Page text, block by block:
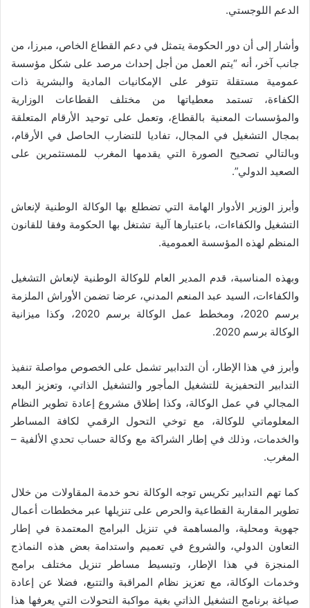
الدعم اللوجستي.
وأشار إلى أن دور الحكومة يتمثل في دعم القطاع الخاص، مبرزا، من
جانب آخر، أنه “يتم العمل من أجل إحداث مرصد على شكل مؤسسة
عمومية مستقلة تتوفر على الإمكانيات المادية والبشرية ذات
الكفاءة، تستمد معطياتها من مختلف القطاعات الوزارية
والمؤسسات المعنية بالقطاع، وتعمل على توحيد الأرقام المتعلقة
بمجال التشغيل في المجال، تفاديا للتضارب الحاصل في الأرقام،
وبالتالي تصحيح الصورة التي يقدمها المغرب للمستثمرين على
الصعيد الدولي”.
وأبرز الوزير الأدوار الهامة التي تضطلع بها الوكالة الوطنية لإنعاش
التشغيل والكفاءات، باعتبارها آلية تشتغل بها الحكومة وفقا للقانون
المنظم لهذه المؤسسة العمومية.
وبهذه المناسبة، قدم المدير العام للوكالة الوطنية لإنعاش التشغيل
والكفاءات، السيد عبد المنعم المدني، عرضا تضمن الأوراش الملزمة
برسم 2020، ومخطط عمل الوكالة برسم 2020، وكذا ميزانية
الوكالة برسم 2020.
وأبرز في هذا الإطار، أن التدابير تشمل على الخصوص مواصلة تنفيذ
التدابير التحفيزية للتشغيل المأجور والتشغيل الذاتي، وتعزيز البعد
المجالي في عمل الوكالة، وكذا إطلاق مشروع إعادة تطوير النظام
المعلوماتي للوكالة، مع توخي التحول الرقمي لكافة المساطر
والخدمات، وذلك في إطار الشراكة مع وكالة حساب تحدي الألفية –
المغرب.
كما تهم التدابير تكريس توجه الوكالة نحو خدمة المقاولات من خلال
تطوير المقاربة القطاعية والحرص على تنزيلها عبر مخططات أعمال
جهوية ومحلية، والمساهمة في تنزيل البرامج المعتمدة في إطار
التعاون الدولي، والشروع في تعميم واستدامة بعض هذه النماذج
المنجزة في هذا الإطار، وتبسيط مساطر تنزيل مختلف برامج
وخدمات الوكالة، مع تعزيز نظام المراقبة والتتبع، فضلا عن إعادة
صياغة برنامج التشغيل الذاتي بغية مواكبة التحولات التي يعرفها هذا